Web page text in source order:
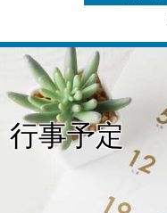
行事予定